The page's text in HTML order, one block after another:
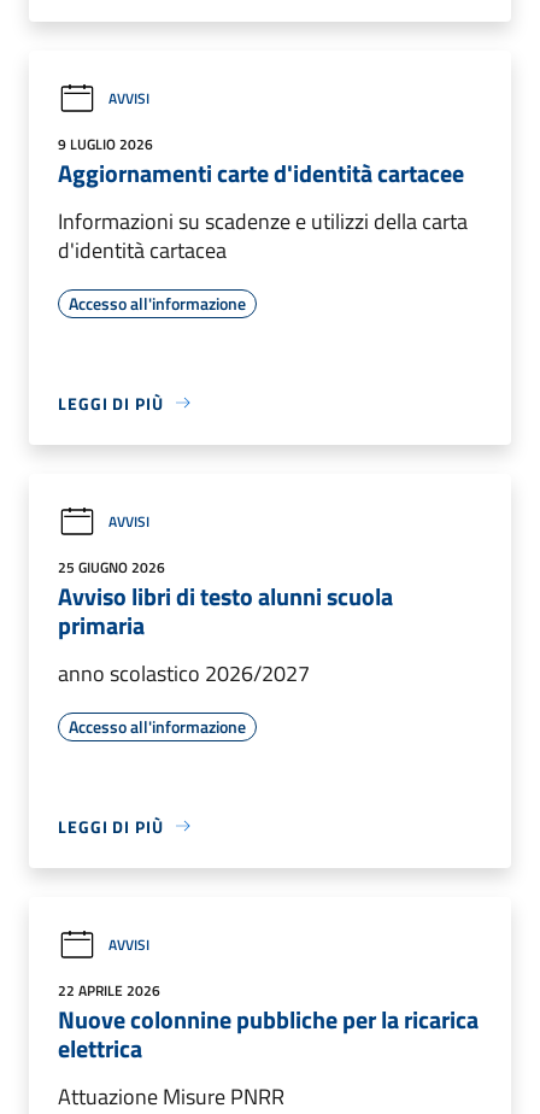
AVVISI
9 LUGLIO 2026
Aggiornamenti carte d'identità cartacee
Informazioni su scadenze e utilizzi della carta
d'identità cartacea
Accesso all'informazione
LEGGI DI PIÙ
AVVISI
25 GIUGNO 2026
Avviso libri di testo alunni scuola
primaria
anno scolastico 2026/2027
Accesso all'informazione
LEGGI DI PIÙ
AVVISI
22 APRILE 2026
Nuove colonnine pubbliche per la ricarica
elettrica
Attuazione Misure PNRR